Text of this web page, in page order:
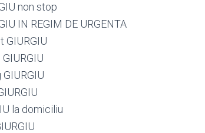
non stop
IN REGIM DE URGENTA
GIURGIU
la domiciliu